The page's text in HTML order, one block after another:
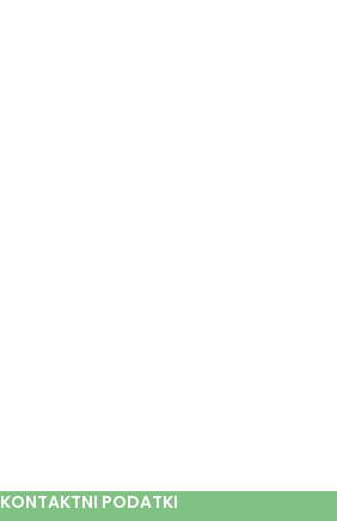
KONTAKTNI PODATKI